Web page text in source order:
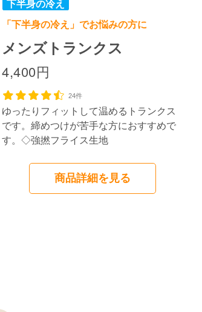
「下半身の冷え」でお悩みの方に
メンズトランクス
4,400円
24件
ゆったりフィットして温めるトランクス
です。締めつけが苦手な方におすすめで
す。◇強撚フライス生地
商品詳細を見る